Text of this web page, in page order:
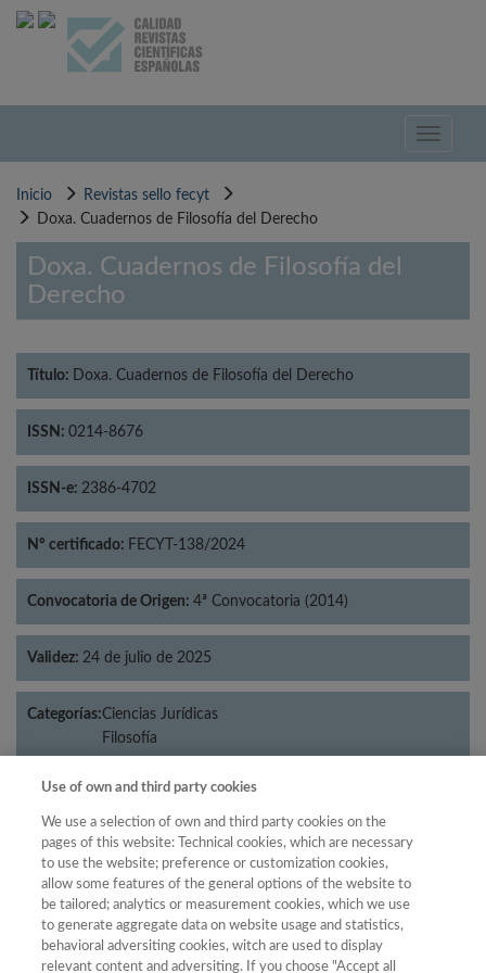
Pasar
Toggle
Inicio
Revistas sello fecyt
Doxa. Cuadernos de Filosofía del Derecho
Doxa. Cuadernos de Filosofía del
Derecho
Título: Doxa. Cuadernos de Filosofía del Derecho
ISSN: 0214-8676
ISSN-e: 2386-4702
Nº certificado: FECYT-138/2024
Convocatoria de Origen: 4ª Convocatoria (2014)
Validez: 24 de julio de 2025
Categorías:Ciencias Jurídicas
Filosofía
Año
Año Filtrar
Use of own and third party cookies
We use a selection of own and third party cookies on the
pages of this website: Technical cookies, which are necessary
to use the website; preference or customization cookies,
allow some features of the general options of the website to
be tailored; analytics or measurement cookies, which we use
to generate aggregate data on website usage and statistics,
behavioral adversiting cookies, witch are used to display
relevant content and adversiting. If you choose "Accept all